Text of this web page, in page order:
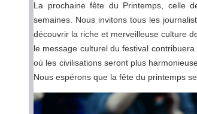
La prochaine fête du Printemps, celle
semaines. Nous invitons tous les
découvrir la riche et merveilleuse culture
le message culturel du festival
où les civilisations seront plus
Nous espérons que la fête du printemps